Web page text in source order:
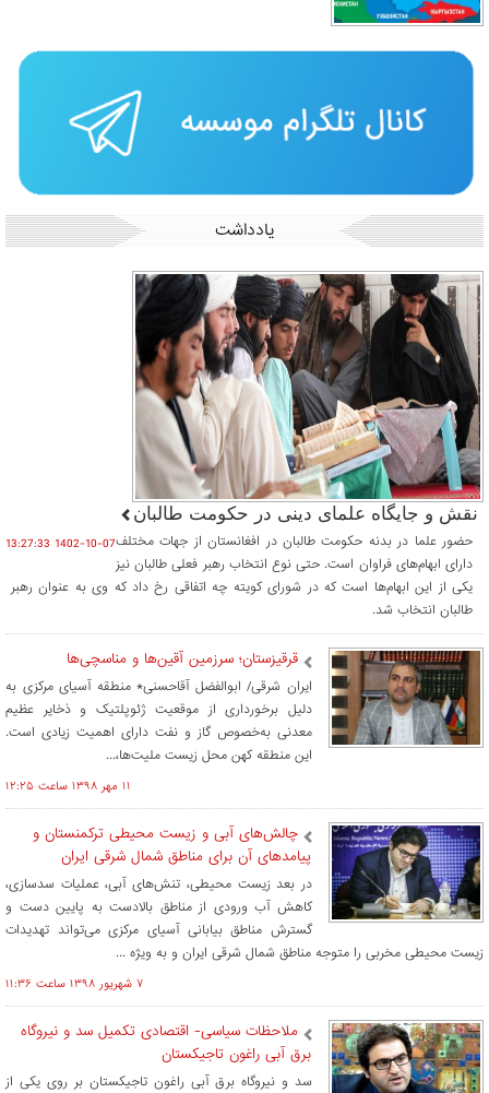
يادداشت
نقش و جایگاه علمای دینی در حکومت طالبان
1402-10-07 13:27:33حضور علما در بدنه حکومت طالبان در افغانستان از جهات مختلف
دارای ابهام‌های فراوان است. حتی نوع انتخاب رهبر فعلی طالبان نیز
یکی از این ابهام‌ها است که در شورای کویته چه اتفاقی رخ داد که وی به عنوان رهبر
طالبان انتخاب شد.
قرقیزستان؛ سرزمین آقین­‌ها و مناسچی­‌ها
ایران شرقی/ ابوالفضل آقاحسنی* منطقه آسیای مرکزی به
دلیل برخورداری از موقعیت ژئوپلتیک و ذخایر عظیم
معدنی به­‌خصوص گاز و نفت دارای اهمیت زیادی است.
این منطقه کهن محل زیست ملیت­‌ها،...
۱۱ مهر ۱۳۹۸ ساعت ۱۲:۲۵
چالش‌های آبی و زیست محیطی ترکمنستان و
پیامدهای آن برای مناطق شمال شرقی ایران
در بعد زیست محیطی، تنش­‌های آبی، عملیات سدسازی،
کاهش آب ورودی از مناطق بالادست به پایین دست و
گسترش مناطق بیابانی آسیای مرکزی می­‌تواند تهدیدات
زیست محیطی مخربی را متوجه مناطق شمال شرقی ایران و به ویژه ...
۷ شهريور ۱۳۹۸ ساعت ۱۱:۳۶
ملاحظات سیاسی- اقتصادی تکمیل سد و نیروگاه
برق آبی راغون تاجیکستان
سد و نیروگاه برق آبی راغون تاجیکستان بر روی یکی از